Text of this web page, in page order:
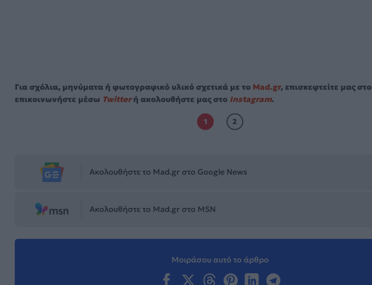
Για σχόλια, μηνύματα ή φωτογραφικό υλικό σχετικά με το Mad.gr, επισκεφτείτε μας στο
επικοινωνήστε μέσω Twitterή ακολουθήστε μας στο Instagram.
1 2
Ακολουθήστε το Mad.gr στο Google News
Ακολουθήστε το Mad.gr στο MSN
Μοιράσου αυτό το άρθρο